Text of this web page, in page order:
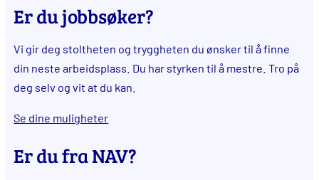
Er du jobbsøker?
Vi gir deg stoltheten og tryggheten du ønsker til å finne
din neste arbeidsplass. Du har styrken til å mestre. Tro på
deg selv og vit at du kan.
Se dine muligheter
Er du fra NAV?